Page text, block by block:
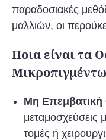
παραδοσιακές
μαλλιών, οι
Ποια είναι τα
Μη Επεμβατική
μεταμοσχεύσεις
τομές ή